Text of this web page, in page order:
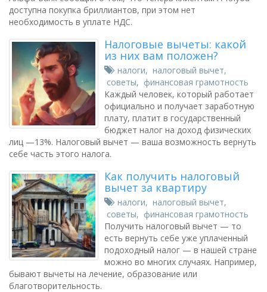
доступна покупка бриллиантов, при этом нет
необходимость в уплате НДС.
Налоговые вычеты: какой
из них вам положен?
налоги, налоговый вычет,
советы, финансовая грамотность
Каждый человек, который работает
официально и получает заработную
плату, платит в государственный
бюджет налог на доход физических
лиц —13%. Налоговый вычет — ваша возможность вернуть
себе часть этого налога.
Как получить налоговый
вычет за квартиру
налоги, налоговый вычет,
советы, финансовая грамотность
Получить налоговый вычет — то
есть вернуть себе уже уплаченный
подоходный налог — в нашей стране
можно во многих случаях. Например,
бывают вычеты на лечение, образование или
благотворительность.